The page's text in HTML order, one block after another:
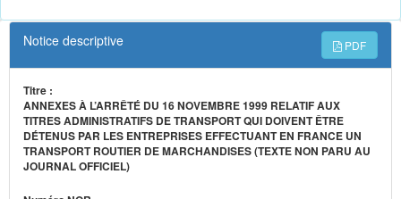
Notice descriptive PDF
Titre :
ANNEXES À L’ARRÊTÉ DU 16 NOVEMBRE 1999 RELATIF AUX
TITRES ADMINISTRATIFS DE TRANSPORT QUI DOIVENT ÊTRE
DÉTENUS PAR LES ENTREPRISES EFFECTUANT EN FRANCE UN
TRANSPORT ROUTIER DE MARCHANDISES (TEXTE NON PARU AU
JOURNAL OFFICIEL)